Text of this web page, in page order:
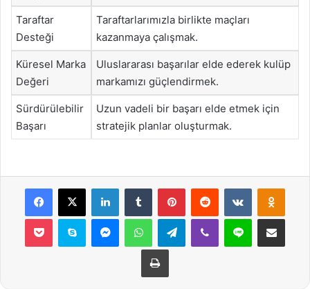
Taraftar
Desteği
Taraftarlarımızla birlikte maçları
kazanmaya çalışmak.
Küresel Marka
Değeri
Uluslararası başarılar elde ederek kulüp
markamızı güçlendirmek.
Sürdürülebilir
Başarı
Uzun vadeli bir başarı elde etmek için
stratejik planlar oluşturmak.
Facebook
X LinkedInTumblr PinterestReddit VKontakte
Pocket Skype MessengerWhatsAppTelegramViber Line E-Posta ile
Yazdır